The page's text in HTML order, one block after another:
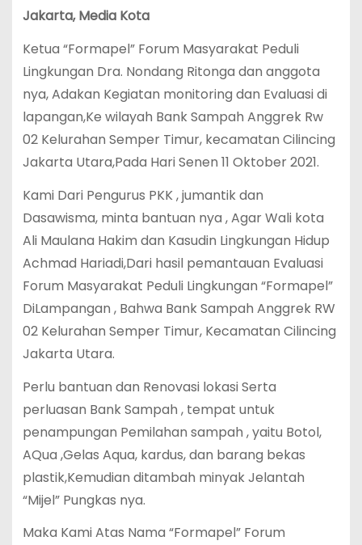
Jakarta, Media Kota
Ketua “Formapel” Forum Masyarakat Peduli
Lingkungan Dra. Nondang Ritonga dan anggota
nya, Adakan Kegiatan monitoring dan Evaluasi di
lapangan,Ke wilayah Bank Sampah Anggrek Rw
02 Kelurahan Semper Timur, kecamatan Cilincing
Jakarta Utara,Pada Hari Senen 11 Oktober 2021.
Kami Dari Pengurus PKK , jumantik dan
Dasawisma, minta bantuan nya , Agar Wali kota
Ali Maulana Hakim dan Kasudin Lingkungan Hidup
Achmad Hariadi,Dari hasil pemantauan Evaluasi
Forum Masyarakat Peduli Lingkungan “Formapel”
DiLampangan , Bahwa Bank Sampah Anggrek RW
02 Kelurahan Semper Timur, Kecamatan Cilincing
Jakarta Utara.
Perlu bantuan dan Renovasi lokasi Serta
perluasan Bank Sampah , tempat untuk
penampungan Pemilahan sampah , yaitu Botol,
AQua ,Gelas Aqua, kardus, dan barang bekas
plastik,Kemudian ditambah minyak Jelantah
“Mijel” Pungkas nya.
Maka Kami Atas Nama “Formapel” Forum